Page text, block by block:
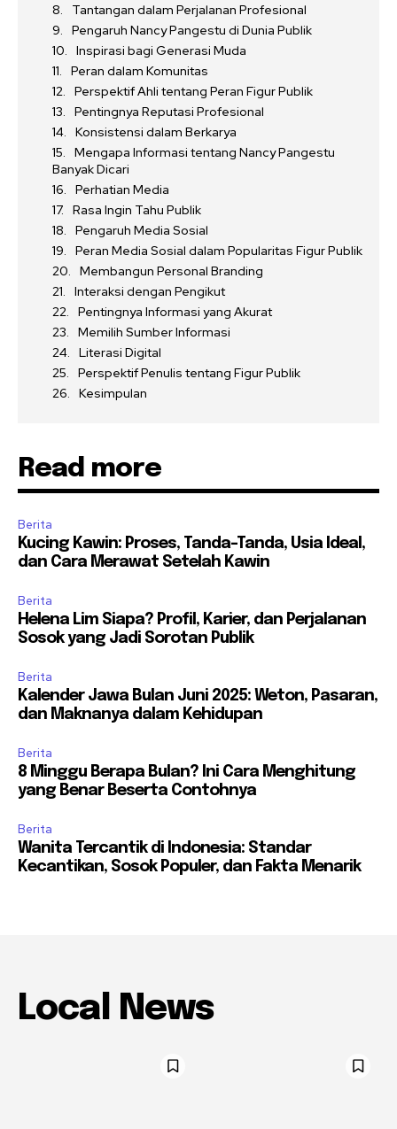
Tantangan dalam Perjalanan Profesional
Pengaruh Nancy Pangestu di Dunia Publik
Inspirasi bagi Generasi Muda
Peran dalam Komunitas
Perspektif Ahli tentang Peran Figur Publik
Pentingnya Reputasi Profesional
Konsistensi dalam Berkarya
Mengapa Informasi tentang Nancy Pangestu
Banyak Dicari
Perhatian Media
Rasa Ingin Tahu Publik
Pengaruh Media Sosial
Peran Media Sosial dalam Popularitas Figur Publik
Membangun Personal Branding
Interaksi dengan Pengikut
Pentingnya Informasi yang Akurat
Memilih Sumber Informasi
Literasi Digital
Perspektif Penulis tentang Figur Publik
Kesimpulan
Read more
Berita
Kucing Kawin: Proses, Tanda-Tanda, Usia Ideal,
dan Cara Merawat Setelah Kawin
Berita
Helena Lim Siapa? Profil, Karier, dan Perjalanan
Sosok yang Jadi Sorotan Publik
Berita
Kalender Jawa Bulan Juni 2025: Weton, Pasaran,
dan Maknanya dalam Kehidupan
Berita
8 Minggu Berapa Bulan? Ini Cara Menghitung
yang Benar Beserta Contohnya
Berita
Wanita Tercantik di Indonesia: Standar
Kecantikan, Sosok Populer, dan Fakta Menarik
Local News